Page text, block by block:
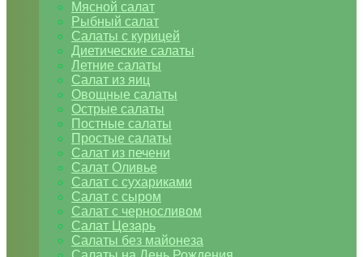
Мясной салат
Рыбный салат
Салаты с курицей
Диетические салаты
Летние салаты
Салат из яиц
Овощные салаты
Острые салаты
Постные салаты
Простые салаты
Салат из печени
Салат Оливье
Салат с сухариками
Салат с сыром
Салат с черносливом
Салат Цезарь
Салаты без майонеза